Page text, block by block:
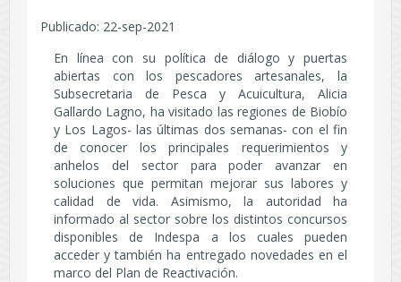
Publicado: 22-sep-2021
En línea con su política de diálogo y puertas
abiertas con los pescadores artesanales, la
Subsecretaria de Pesca y Acuicultura, Alicia
Gallardo Lagno, ha visitado las regiones de Biobío
y Los Lagos- las últimas dos semanas- con el fin
de conocer los principales requerimientos y
anhelos del sector para poder avanzar en
soluciones que permitan mejorar sus labores y
calidad de vida. Asimismo, la autoridad ha
informado al sector sobre los distintos concursos
disponibles de Indespa a los cuales pueden
acceder y también ha entregado novedades en el
marco del Plan de Reactivación.